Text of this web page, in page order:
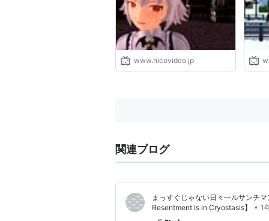
www.nicovideo.jp
関連ブログ
まっすぐじゃない日々―ルサンチ
Resentment Is in Cryostasis】
• 1